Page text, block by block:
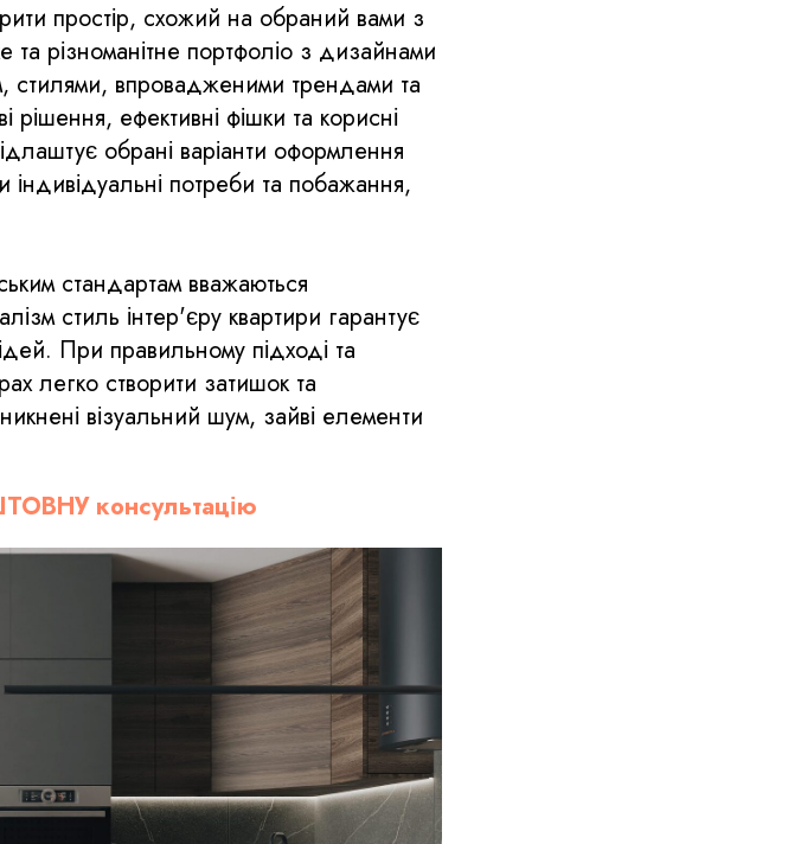
простір, схожий на обраний вами з
різноманітне портфоліо з дизайнами
стилями, впровадженими трендами та
ефективні фішки та корисні
обрані варіанти оформлення
потреби та побажання,
стандартам вважаються
стиль інтер'єру квартири гарантує
ідей. При правильному підході та
легко створити затишок та
візуальний шум, зайві елементи
консультацію